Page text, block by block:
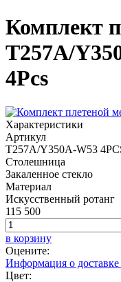
Комплект
T257A/
4Pcs
Характеристики
Артикул
T257A/Y350A-W53
Столешница
Закаленное стекло
Материал
Искусственный ротанг
115 500
в корзину
Оцените:
Информация о доставке
Цвет: